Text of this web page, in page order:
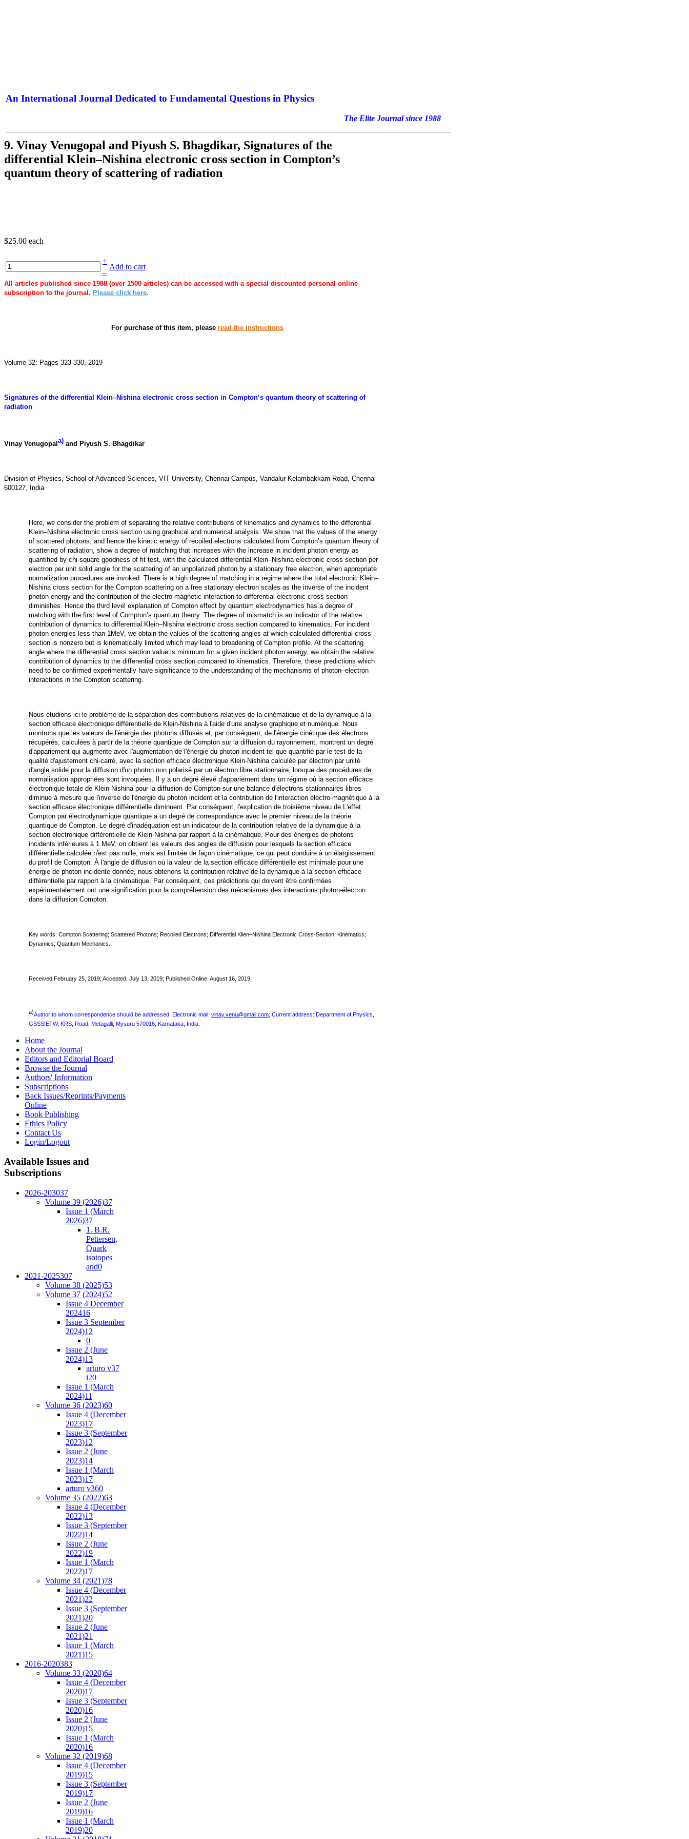
An International Journal Dedicated to Fundamental Questions in Physics
The Elite Journal since 1988
9. Vinay Venugopal and Piyush S. Bhagdikar, Signatures of the
differential Klein–Nishina electronic cross section in Compton’s
quantum theory of scattering of radiation
$25.00 each
+
Add to cart
–
All articles published since 1988 (over 1500 articles) can be accessed with a special discounted personal online
subscription to the journal. Please click here.
For purchase of this item, please read the instructions
Volume 32: Pages 323-330, 2019
Signatures of the differential Klein–Nishina electronic cross section in Compton’s quantum theory of scattering of
radiation
Vinay Venugopal a) and Piyush S. Bhagdikar
Division of Physics, School of Advanced Sciences, VIT University, Chennai Campus, Vandalur Kelambakkam Road, Chennai
600127, India
Here, we consider the problem of separating the relative contributions of kinematics and dynamics to the differential
Klein–Nishina electronic cross section using graphical and numerical analysis. We show that the values of the energy
of scattered photons, and hence the kinetic energy of recoiled electrons calculated from Compton’s quantum theory of
scattering of radiation, show a degree of matching that increases with the increase in incident photon energy as
quantified by chi-square goodness of fit test, with the calculated differential Klein–Nishina electronic cross section per
electron per unit solid angle for the scattering of an unpolarized photon by a stationary free electron, when appropriate
normalization procedures are invoked. There is a high degree of matching in a regime where the total electronic Klein–
Nishina cross section for the Compton scattering on a free stationary electron scales as the inverse of the incident
photon energy and the contribution of the electro-magnetic interaction to differential electronic cross section
diminishes. Hence the third level explanation of Compton effect by quantum electrodynamics has a degree of
matching with the first level of Compton’s quantum theory. The degree of mismatch is an indicator of the relative
contribution of dynamics to differential Klein–Nishina electronic cross section compared to kinematics. For incident
photon energies less than 1MeV, we obtain the values of the scattering angles at which calculated differential cross
section is nonzero but is kinematically limited which may lead to broadening of Compton profile. At the scattering
angle where the differential cross section value is minimum for a given incident photon energy, we obtain the relative
contribution of dynamics to the differential cross section compared to kinematics. Therefore, these predictions which
need to be confirmed experimentally have significance to the understanding of the mechanisms of photon–electron
interactions in the Compton scattering.
Nous étudions ici le problème de la séparation des contributions relatives de la cinématique et de la dynamique à la
section efficace électronique différentielle de Klein-Nishina à l'aide d'une analyse graphique et numérique. Nous
montrons que les valeurs de l'énergie des photons diffusés et, par conséquent, de l'énergie cinétique des électrons
récupérés, calculées à partir de la théorie quantique de Compton sur la diffusion du rayonnement, montrent un degré
d'appariement qui augmente avec l'augmentation de l'énergie du photon incident tel que quantifié par le test de la
qualité d'ajustement chi-carré, avec la section efficace électronique Klein-Nishina calculée par électron par unité
d'angle solide pour la diffusion d'un photon non polarisé par un électron libre stationnaire, lorsque des procédures de
normalisation appropriées sont invoquées. Il y a un degré élevé d'appariement dans un régime où la section efficace
électronique totale de Klein-Nishina pour la diffusion de Compton sur une balance d'électrons stationnaires libres
diminue à mesure que l'inverse de l'énergie du photon incident et la contribution de l'interaction électro-magnétique à la
section efficace électronique différentielle diminuent. Par conséquent, l'explication de troisième niveau de L'effet
Compton par électrodynamique quantique a un degré de correspondance avec le premier niveau de la théorie
quantique de Compton. Le degré d'inadéquation est un indicateur de la contribution relative de la dynamique à la
section électronique différentielle de Klein-Nishina par rapport à la cinématique. Pour des énergies de photons
incidents inférieures à 1 MeV, on obtient les valeurs des angles de diffusion pour lesquels la section efficace
différentielle calculée n'est pas nulle, mais est limitée de façon cinématique, ce qui peut conduire à un élargissement
du profil de Compton. À l'angle de diffusion où la valeur de la section efficace différentielle est minimale pour une
énergie de photon incidente donnée, nous obtenons la contribution relative de la dynamique à la section efficace
différentielle par rapport à la cinématique. Par conséquent, ces prédictions qui doivent être confirmées
expérimentalement ont une signification pour la compréhension des mécanismes des interactions photon-électron
dans la diffusion Compton.
Key words: Compton Scattering; Scattered Photons; Recoiled Electrons; Differential Klien–Nishina Electronic Cross-Section; Kinematics;
Dynamics; Quantum Mechanics.
Received February 25 , 2019; Accepted: July 13, 2019; Published Online: August 16, 2019
a)Author to whom correspondence should be addressed. Electronic mail: vinay.venu@gmail.com; Current address: Department of Physics,
GSSSIETW, KRS, Road, Metagalli, Mysuru 570016, Karnataka, India.
Home
About the Journal
Editors and Editorial Board
Browse the Journal
Authors' Information
Subscriptions
Back Issues/Reprints/Payments
Online
Book Publishing
Ethics Policy
Contact Us
Login/Logout
Available Issues and
Subscriptions
2026-203037
Volume 39 (2026)37
Issue 1 (March
2026)37
1. B.R.
Pettersen,
Quark
isotopes
and0
2021-2025307
Volume 38 (2025)53
Volume 37 (2024)52
Issue 4 December
202416
Issue 3 September
2024)12
0
Issue 2 (June
2024)13
arturo v37
i20
Issue 1 (March
2024)11
Volume 36 (2023)60
Issue 4 (December
2023)17
Issue 3 (September
2023)12
Issue 2 (June
2023)14
Issue 1 (March
2023)17
arturo v360
Volume 35 (2022)63
Issue 4 (December
2022)13
Issue 3 (September
2022)14
Issue 2 (June
2022)19
Issue 1 (March
2022)17
Volume 34 (2021)78
Issue 4 (December
2021)22
Issue 3 (September
2021)20
Issue 2 (June
2021)21
Issue 1 (March
2021)15
2016-2020383
Volume 33 (2020)64
Issue 4 (December
2020)17
Issue 3 (September
2020)16
Issue 2 (June
2020)15
Issue 1 (March
2020)16
Volume 32 (2019)68
Issue 4 (December
2019)15
Issue 3 (September
2019)17
Issue 2 (June
2019)16
Issue 1 (March
2019)20